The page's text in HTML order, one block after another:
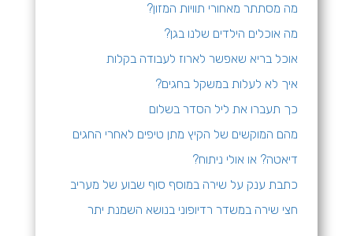
מה מסתתר מאחורי תוויות המזון?
מה אוכלים הילדים שלנו בגן?
אוכל בריא שאפשר לארוז לעבודה בקלות
איך לא לעלות במשקל בחגים?
כך תעברו את ליל הסדר בשלום
מהם המוקשים של הקיץ מתן טיפים לאחרי החגים
דיאטה? או אולי ניתוח?
כתבת ענק על שירה במוסף סוף שבוע של מעריב
חצי שירה במשדר רדיופוני בנושא השמנת יתר